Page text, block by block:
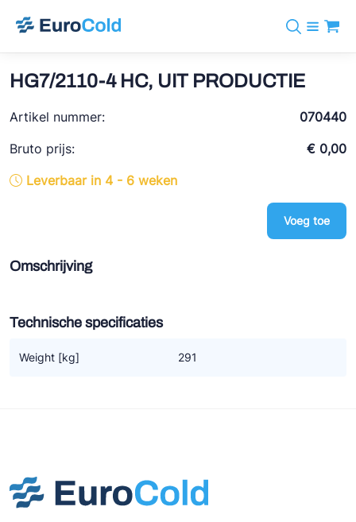
info@eurocold.nl
EN
Merken
Castel
Frigomec
AWA
REFFLEX®
Ziehl-Abegg
Koudemiddelen
Downloads
Over ons
Contact
Log in
HG7/2110-4 HC, UIT PRODUCTIE
Artikel nummer:
070440
Bruto prijs:
€ 0,00
Leverbaar in 4 - 6 weken
Voeg toe
Omschrijving
Technische specificaties
Weight [kg] 291